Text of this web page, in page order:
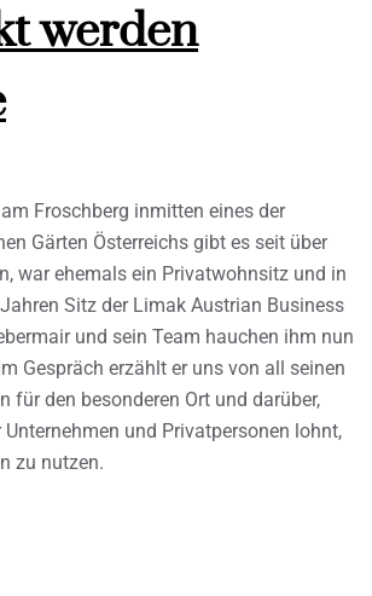
werden
Froschberg inmitten eines der
Gärten Österreichs gibt es seit über
war ehemals ein Privatwohnsitz und in
Sitz der Limak Austrian Business
und sein Team hauchen ihm nun
Gespräch erzählt er uns von all seinen
für den besonderen Ort und darüber,
und Privatpersonen lohnt,
zu nutzen.